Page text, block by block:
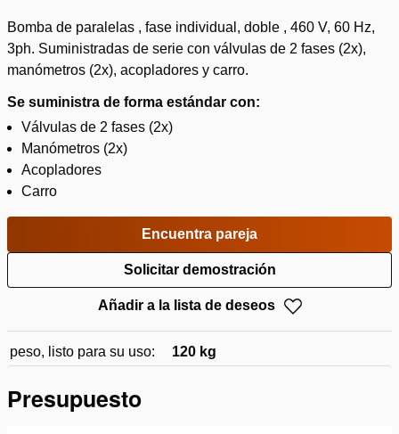
Bomba de paralelas , fase individual, doble , 460 V, 60 Hz,
3ph. Suministradas de serie con válvulas de 2 fases (2x),
manómetros (2x), acopladores y carro.
Se suministra de forma estándar con:
Válvulas de 2 fases (2x)
Manómetros (2x)
Acopladores
Carro
Encuentra pareja
Solicitar demostración
Añadir a la lista de deseos
peso, listo para su uso: 120 kg
Presupuesto